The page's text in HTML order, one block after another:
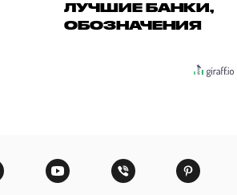
ЛУЧШИЕ БАНКИ,
ОБОЗНАЧЕНИЯ